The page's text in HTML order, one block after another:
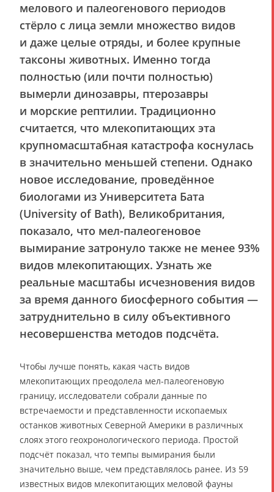
мелового и палеогенового периодов
стёрло с лица земли множество видов
и даже целые отряды, и более крупные
таксоны животных. Именно тогда
полностью (или почти полностью)
вымерли динозавры, птерозавры
и морские рептилии. Традиционно
считается, что млекопитающих эта
крупномасштабная катастрофа коснулась
в значительно меньшей степени. Однако
новое исследование, проведённое
биологами из Университета Бата
(University of Bath), Великобритания,
показало, что мел-палеогеновое
вымирание затронуло также не менее 93%
видов млекопитающих. Узнать же
реальные масштабы исчезновения видов
за время данного биосферного события —
затруднительно в силу объективного
несовершенства методов подсчёта.
Чтобы лучше понять, какая часть видов
млекопитающих преодолела мел-палеогеновую
границу, исследователи собрали данные по
встречаемости и представленности ископаемых
останков животных Северной Америки в различных
слоях этого геохронологического периода. Простой
подсчёт показал, что темпы вымирания были
значительно выше, чем представлялось ранее. Из 59
известных видов млекопитающих меловой фауны